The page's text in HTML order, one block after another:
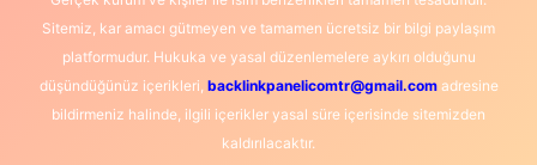
Sitemiz, kar amacı gütmeyen ve tamamen ücretsiz bir bilgi paylaşım
platformudur. Hukuka ve yasal düzenlemelere aykırı olduğunu
düşündüğünüz içerikleri, backlinkpanelicomtr@gmail.comadresine
bildirmeniz halinde, ilgili içerikler yasal süre içerisinde sitemizden
kaldırılacaktır.